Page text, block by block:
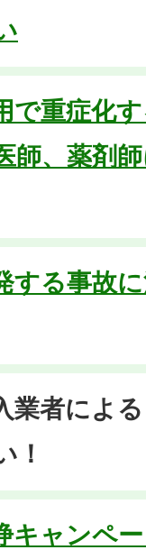
で重症化
師、薬剤
する事故
業者によ
！
キャンペ